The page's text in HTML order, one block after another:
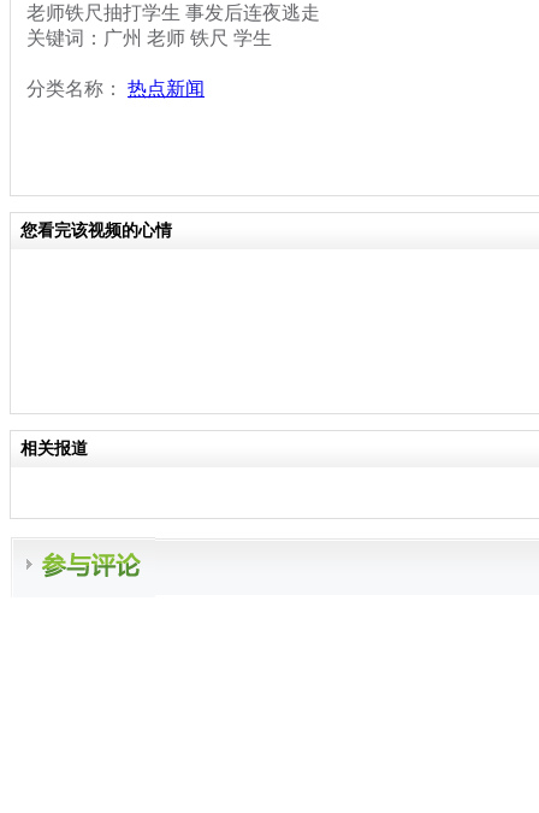
老师铁尺抽打学生 事发后连夜逃走
关键词：广州 老师 铁尺 学生
分类名称： 热点新闻
您看完该视频的心情
相关报道